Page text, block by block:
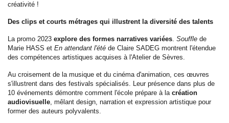
créativité !
Des clips et courts métrages qui illustrent la diversité des talents
La promo 2023 explore des formes narratives variées. Souffle de
Marie HASS et En attendant l'été de Claire SADEG montrent l'étendue
des compétences artistiques acquises à l'Atelier de Sèvres.
Au croisement de la musique et du cinéma d'animation, ces œuvres
s'illustrent dans des festivals spécialisés. Leur présence dans plus de
10 événements démontre comment l'école prépare à la création
audiovisuelle, mêlant design, narration et expression artistique pour
former des auteurs polyvalents.